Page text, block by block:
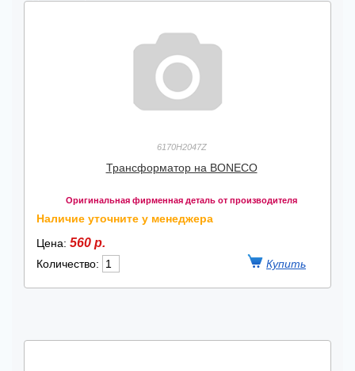
6170H2047Z
Трансформатор на BONECO
Оригинальная фирменная деталь от производителя
Наличие уточните у менеджера
Цена: 560 р.
Количество: